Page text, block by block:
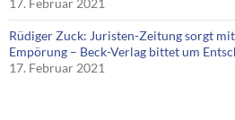
17. Februar 2021
Rüdiger Zuck: Juristen-Zeitung sorgt
Empörung – Beck-Verlag bittet um
17. Februar 2021